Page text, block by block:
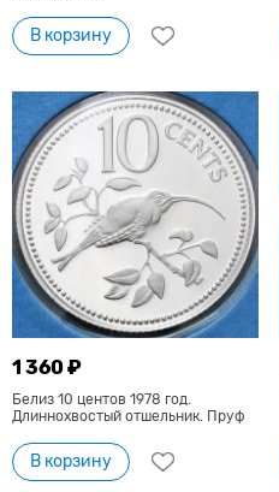
В корзину
1 360 ₽
Белиз 10 центов 1978 год.
Длиннохвостый отшельник. Пруф
В корзину